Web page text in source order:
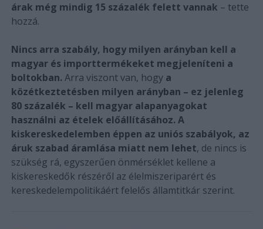
árak még mindig 15 százalék felett vannak – tette
hozzá.
Nincs arra szabály, hogy milyen arányban kell a
magyar és importtermékeket megjeleníteni a
boltokban. Arra viszont van, hogy a
közétkeztetésben milyen arányban – ez jelenleg
80 százalék – kell magyar alapanyagokat
használni az ételek előállításához. A
kiskereskedelemben éppen az uniós szabályok, az
áruk szabad áramlása miatt nem lehet, de nincs is
szükség rá, egyszerűen önmérséklet kellene a
kiskereskedők részéről az élelmiszeriparért és
kereskedelempolitikáért felelős államtitkár szerint.